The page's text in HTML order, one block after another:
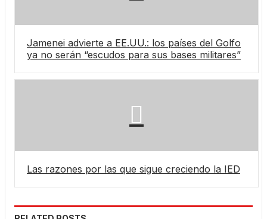
Jamenei advierte a EE.UU.: los países del Golfo
ya no serán “escudos para sus bases militares”
Las razones por las que sigue creciendo la IED